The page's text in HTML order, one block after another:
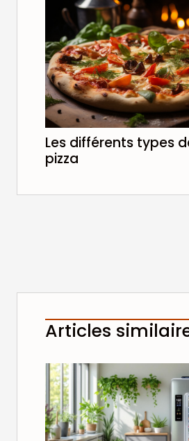
Les différents types
pizza
Articles